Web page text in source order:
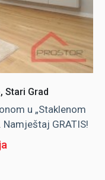
Stari Grad
u „Staklenom
Namještaj GRATIS!